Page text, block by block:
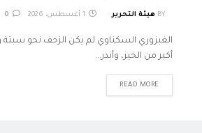
BY هيئة التحرير
الغبزوري السكناوي لم يكن الزحف نحو سبتة
أكبر من الخبز، وأندر...
READ MORE